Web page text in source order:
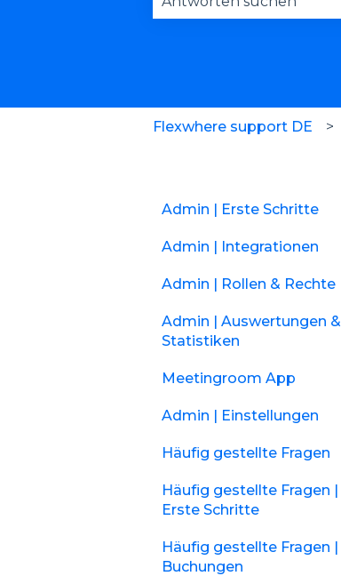
Flexwhere support DE
Admin | Erste Schritte
Admin | Integrationen
Admin | Rollen & Rechte
Admin | Auswertungen &
Statistiken
Meetingroom App
Admin | Einstellungen
Häufig gestellte Fragen
Häufig gestellte Fragen |
Erste Schritte
Häufig gestellte Fragen |
Buchungen